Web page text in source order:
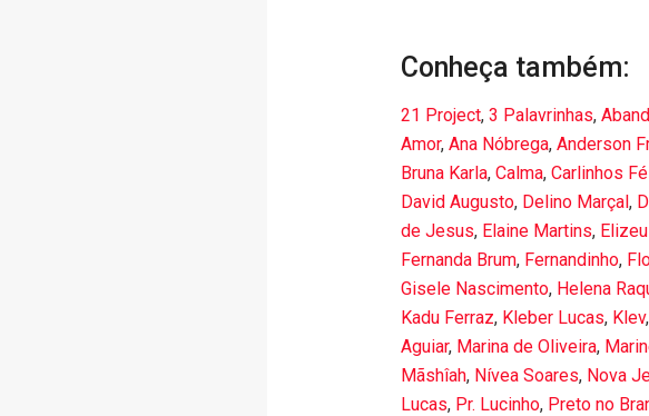
Conheça também:
21 Project, 3 Palavrinhas,
Amor, Ana Nóbrega, Anderson
Bruna Karla, Calma, Carlinhos
David Augusto, Delino Marçal,
de Jesus, Elaine Martins,
Fernanda Brum, Fernandinho,
Gisele Nascimento, Helena
Kadu Ferraz, Kleber Lucas, Klev,
Aguiar, Marina de Oliveira,
Mãshîah, Nívea Soares, Nova
Lucas, Pr. Lucinho, Preto no